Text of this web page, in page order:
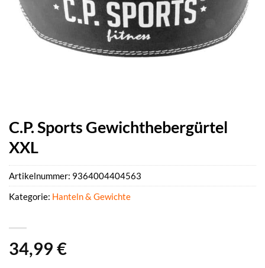
C.P. Sports Gewichthebergürtel
XXL
34,99 €
Artikelnummer: 9364004404563
Kategorie: Hanteln & Gewichte